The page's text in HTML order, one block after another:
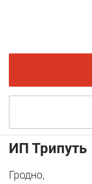
ИП Трипуть
Гродно,